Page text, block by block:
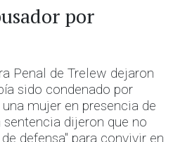
por
Penal de Trelew dejaron
sido condenado por
mujer en presencia de
dijeron que no
defensa" para convivir en